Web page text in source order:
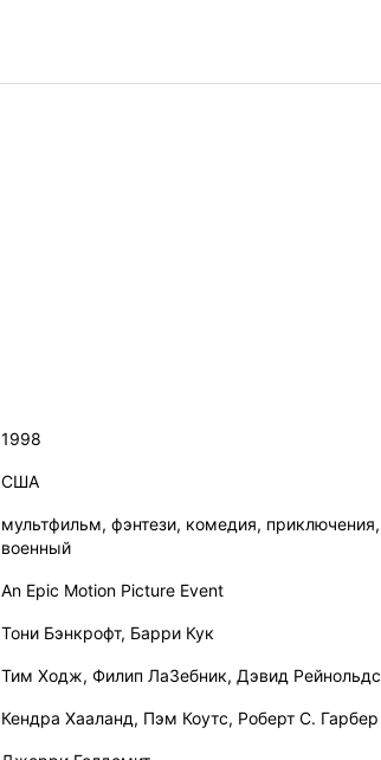
1998
США
мультфильм, фэнтези, комедия, приключения,
военный
An Epic Motion Picture Event
Тони Бэнкрофт, Барри Кук
Тим Ходж, Филип ЛаЗебник, Дэвид Рейнольдс
Кендра Хааланд, Пэм Коутс, Роберт С. Гарбер